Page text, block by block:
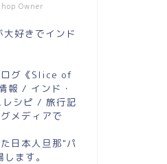
Owner
好きでインド
ログ《Slice of
報 / インド・
シピ / 旅行記
メディアで
日本人旦那"パ
ます。